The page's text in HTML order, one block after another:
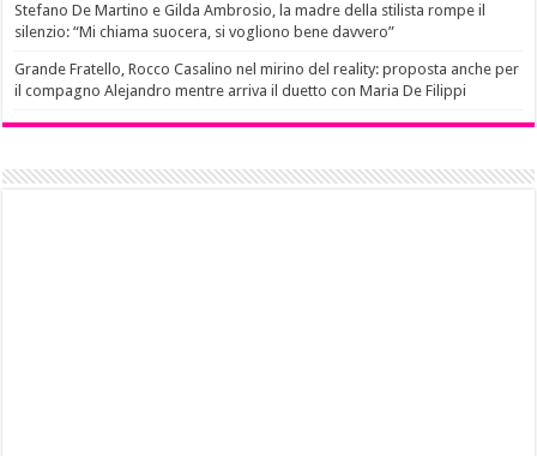
Stefano De Martino e Gilda Ambrosio, la madre della stilista rompe il
silenzio: “Mi chiama suocera, si vogliono bene davvero”
Grande Fratello, Rocco Casalino nel mirino del reality: proposta anche per
il compagno Alejandro mentre arriva il duetto con Maria De Filippi